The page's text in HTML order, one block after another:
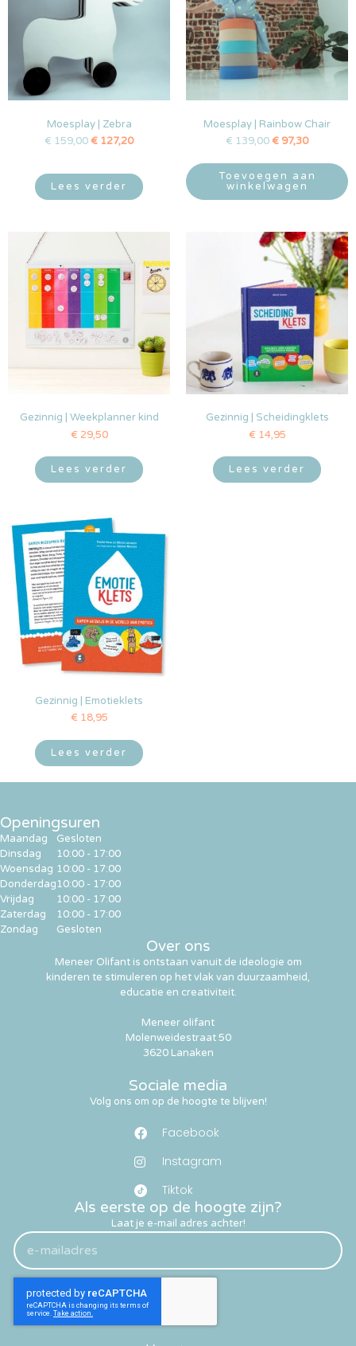
Moesplay | Zebra
€ 159,00€ 127,20
Lees verder
Moesplay | Rainbow Chair
€ 139,00€ 97,30
Toevoegen aan
winkelwagen
Gezinnig | Weekplanner kind
€ 29,50
Lees verder
Gezinnig | Scheidingklets
€ 14,95
Lees verder
Gezinnig | Emotieklets
€ 18,95
Lees verder
Als eerste op de hoogte zijn?
Laat je e-mail adres achter!
Sociale media
Volg ons om op de hoogte te blijven!
Facebook
Instagram
Tiktok
Over ons
Meneer Olifant is ontstaan vanuit de ideologie om
kinderen te stimuleren op het vlak van duurzaamheid,
educatie en creativiteit.
Meneer olifant
Molenweidestraat 50
3620 Lanaken
Openingsuren
Maandag
Dinsdag
Woensdag
Donderdag
Vrijdag
Zaterdag
Zondag
Gesloten
10:00 - 17:00
10:00 - 17:00
10:00 - 17:00
10:00 - 17:00
10:00 - 17:00
Gesloten